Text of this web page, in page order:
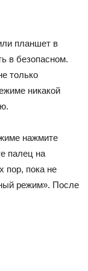
планшет в
в безопасном.
только
никакой
нажмите
палец на
пор, пока не
режим». После